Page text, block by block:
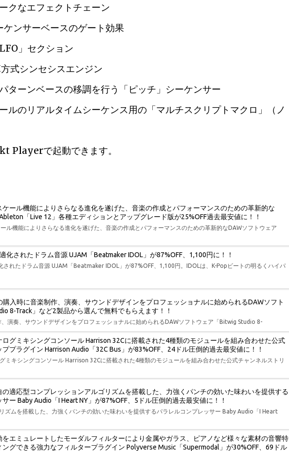
クなエフェクトチェーン
ンサーベースのゲート効果
」セクション
式シンセシスエンジン
ターンベースの移調を行う「ピッチ」シーケンサー
ルのリアルタイムシーケンス用の「マルチスクリプトマクロ」（ノ
Playerで起動できます。
ケール機能によりさらなる進化を遂げた、音楽の作成とパフォーマンスのための革新的な
「Live 12」各種エディションとアップグレード版が25%OFF過去最安値に！！
ル機能によりさらなる進化を遂げた、音楽の作成とパフォーマンスのための革新的なDAWソフトウェア
化されたドラム音源 UJAM「Beatmaker IDOL」が87%OFF、1,100円に！！
されたドラム音源 UJAM「Beatmaker IDOL」が87%OFF、1,100円。IDOLは、K-Popビートの明るくハイパ
入時に音楽制作、演奏、サウンドデザインをプロフェッショナルに始められるDAWソフト
8-Track」など2製品から選んで無料でもらえます！！
演奏、サウンドデザインをプロフェッショナルに始められるDAWソフトウェア「Bitwig Studio 8-
ログミキシングコンソール Harrison 32Cに搭載された4種類のモジュールを組み合わせた公式
プラグイン Harrison Audio「32C Bus」が83%OFF、24ドル圧倒的過去最安値に！！
ミキシングコンソール Harrison 32Cに搭載された4種類のモジュールを組み合わせた公式チャンネルストリ
の適応型コンプレッションアルゴリズムを搭載した、力強くパンチの効いた味わいを提供する
ー Baby Audio「I Heart NY」が87%OFF、5ドル圧倒的過去最安値に！！
ズムを搭載した、力強くパンチの効いた味わいを提供するパラレルコンプレッサー Baby Audio「I Heart
エミュレートしたモーダルフィルターにより金属やガラス、ピアノなど様々な素材の音響特
グできる強力なフィルタープラグイン Polyverse Music「Supermodal」が30%OFF、69ドル